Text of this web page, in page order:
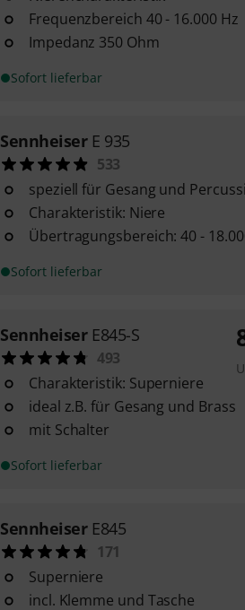
Frequenzbereich 40 - 16.000 Hz
Impedanz 350 Ohm
Sofort lieferbar
Sennheiser E 935
533
speziell für Gesang und
Charakteristik: Niere
Übertragungsbereich: 40 -
Sofort lieferbar
Sennheiser E845-S
493
Charakteristik: Superniere
ideal z.B. für Gesang und Brass
mit Schalter
Sofort lieferbar
Sennheiser E845
171
Superniere
incl. Klemme und Tasche